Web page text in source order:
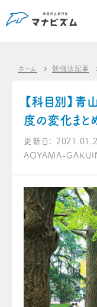
ホーム 勉強法記事
【科目別】
度の変化まと
更新日：
AOYAMA-